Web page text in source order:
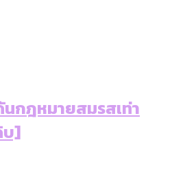
คุณประชาชนที่ร่วม
การเลือกตั้งชวนคุยกันถึงบท
รับจากเลือกตั้ง กรุงเทพฯ –
[ข้อมูลดิบ]
กทม. ที่ยังถูกนำไปทิ้งที่
นครปฐม และล่าสุดที่กาญจนบุรี
วงความขัดแย้งไทย-กัมพูชา
งที่ขายได้ : สำรวจ Hate
ผลิตซ้ำผ่านวิดีโอ AI ในช่วง
ยุไทย [ข้อมูลดิบ]
ะดับสุดยอด และ 64 จังหวัดที่
กิด
ยุไทย [ข้อมูลดิบ]
2022
กฎหมายสมรสเท่า
บ]